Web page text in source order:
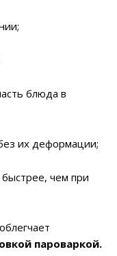
блюда в
их деформации;
чем при
пароваркой.